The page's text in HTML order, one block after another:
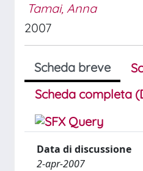
Tamai, Anna
2007
Scheda breve
Scheda completa
Data di discussione
2-apr-2007